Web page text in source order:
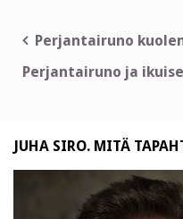
Artikkelien
selaus
Perjantairuno
Perjantairuno ja
JUHA SIRO. MITÄ